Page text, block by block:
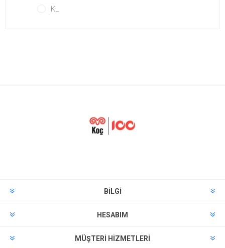
KL
BILGI
HESABIM
MÜŞTERI HIZMETLERI